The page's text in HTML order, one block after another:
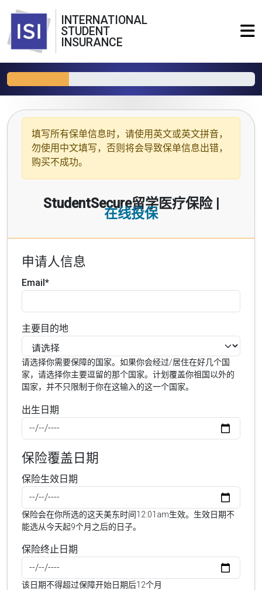
INTERNATIONAL
STUDENT
INSURANCE
填写所有保单信息时，请使用 英文或英文拼音，
勿使用中文填写，否则将会导致保单信息出错，
购买不成功。
StudentSecure留学医疗保险 |
在线投保
申请人信息
Email*
主要目的地
请选择你需要保障的国家。如果你会经过/居住在好几个国
家，请选择你主要逗留的那个国家。计划覆盖你祖国以外的
国家，并不只限制于你在这输入的这一个国家。
出生日期
保险覆盖日期
保险生效日期
保险会在你所选的这天美东时间12:01am生效。生效日期不
能选从今天起9个月之后的日子。
保险终止日期
该日期不得超过保障开始日期后12个月